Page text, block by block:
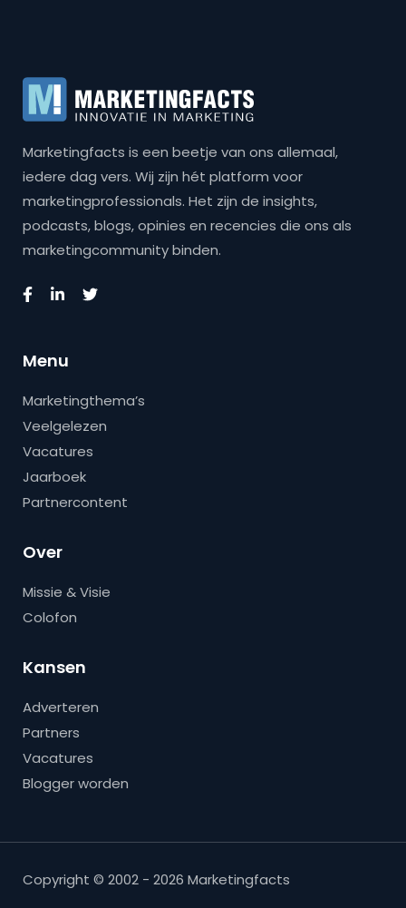
Marketingfacts is een beetje van ons allemaal,
iedere dag vers. Wij zijn hét platform voor
marketingprofessionals. Het zijn de insights,
podcasts, blogs, opinies en recencies die ons als
marketingcommunity binden.
Menu
Marketingthema’s
Veelgelezen
Vacatures
Jaarboek
Partnercontent
Over
Missie & Visie
Colofon
Kansen
Adverteren
Partners
Vacatures
Blogger worden
Copyright © 2002 - 2026 Marketingfacts